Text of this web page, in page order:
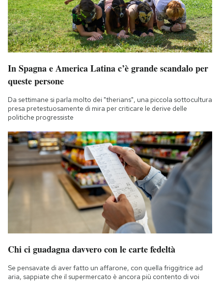
In Spagna e America Latina c’è grande scandalo per
queste persone
Da settimane si parla molto dei "therians", una piccola sottocultura
presa pretestuosamente di mira per criticare le derive delle
politiche progressiste
Chi ci guadagna davvero con le carte fedeltà
Se pensavate di aver fatto un affarone, con quella friggitrice ad
aria, sappiate che il supermercato è ancora più contento di voi